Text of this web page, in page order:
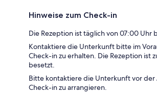
Hinweise zum Check-in
Die Rezeption ist täglich von 07:00 Uhr
Kontaktiere die Unterkunft bitte im
Check-in zu erhalten. Die Rezeption ist
besetzt.
Bitte kontaktiere die Unterkunft vor der
Check-in zu arrangieren.